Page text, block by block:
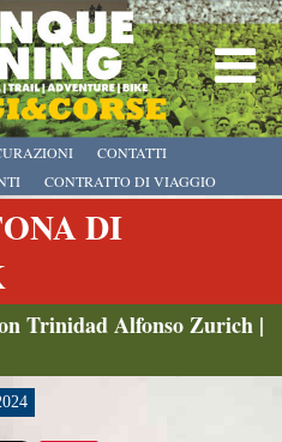
CONTRATTO DI VIAGGIO
CONTATTI
DI
Trinidad Alfonso Zurich |